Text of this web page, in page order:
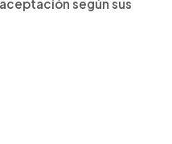
según sus